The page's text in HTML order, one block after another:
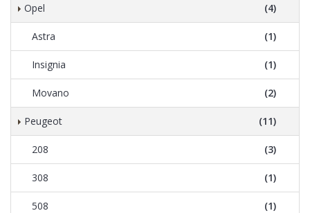
Opel (4)
Astra (1)
Insignia (1)
Movano (2)
Peugeot (11)
208 (3)
308 (1)
508 (1)